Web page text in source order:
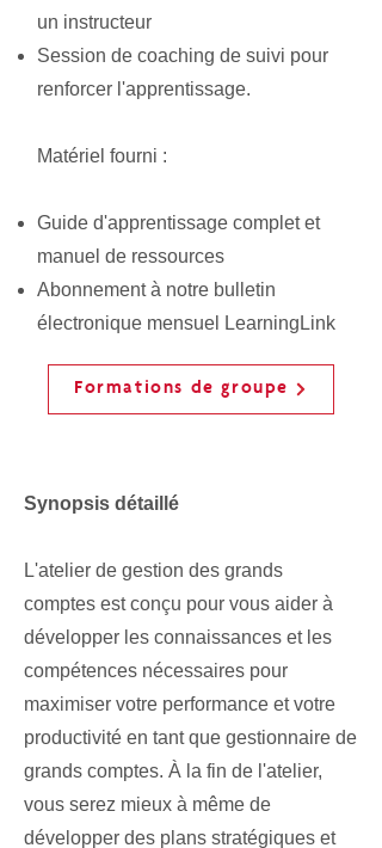
un instructeur
Session de coaching de suivi pour
renforcer l'apprentissage.
Matériel fourni :
Guide d'apprentissage complet et
manuel de ressources
Abonnement à notre bulletin
électronique mensuel LearningLink
Formations de groupe
Synopsis détaillé
L'atelier de gestion des grands
comptes est conçu pour vous aider à
développer les connaissances et les
compétences nécessaires pour
maximiser votre performance et votre
productivité en tant que gestionnaire de
grands comptes. À la fin de l'atelier,
vous serez mieux à même de
développer des plans stratégiques et